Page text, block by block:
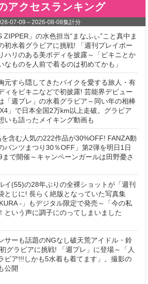
アクセスランキング
07-09 ～2026-08-08集計分
ZIPPER」の水色担当“まなふぃ”こと真中ま
初水着グラビアに挑戦! 「週刊プレイボー
ハリのある美ボディを披露～「ビキニとか
なものを人前で着るのは初めてかも」
元すら隠してきたバイクを愛する旅人・有
ィをビキニなどで初披露! 芸能界デビュー
「週プレ」の水着グラビア～同い年の相棒
X4」で日本全国2万km以上走破。グラビア
いも語ったメイキング動画も
含む人気の222作品が30%OFF! FANZA動
パンツまつり30％OFF」第2弾を明日1日
まで開催～キャンペーンガールは田野憂さ
イ(55)の28年ぶりの全裸ショットが「週刊
とじに! 長らく絶版となっていた写真集
-」もデジタル限定で発売～「今の私
という声に調子にのってしまいました
サーも話題のNGなし破天荒アイドル・鈴
グラビアに挑戦! 「週プレ」に登場～「人
ビア!!!しかも5水着も着てます」。撮影の
公開